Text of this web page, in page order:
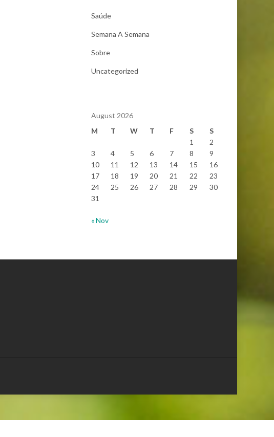
Saúde
Semana A Semana
Sobre
Uncategorized
August 2026
M
T W T F S
S
1
2
3
4 5 6 7 8
9
10
11 12 13 14 15
16
17
18 19 20 21 22
23
24
25 26 27 28 29
30
31
« Nov